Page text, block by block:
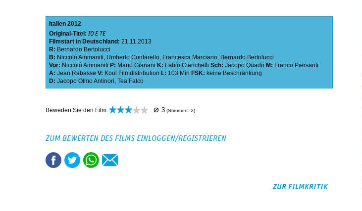
Italien 2012
Original-Titel: IO E TE
Filmstart in Deutschland: 21.11.2013
R: Bernardo Bertolucci
B: Niccolò Ammaniti, Umberto Contarello, Francesca Marciano, Bernardo Bertolucci
Vor: Niccolò Ammaniti P: Mario Gianani K: Fabio Cianchetti Sch: Jacopo Quadri M: Franco Piersanti
A: Jean Rabasse V: Kool Filmdistribution L: 103 Min FSK: keine Beschränkung
D: Jacopo Olmo Antinori, Tea Falco
Bewerten Sie den Film: ⌀ 3 (Stimmen: 2)
ZUM BEWERTEN DES FILMS EINLOGGEN/REGISTRIEREN
ZUR FILMKRITIK